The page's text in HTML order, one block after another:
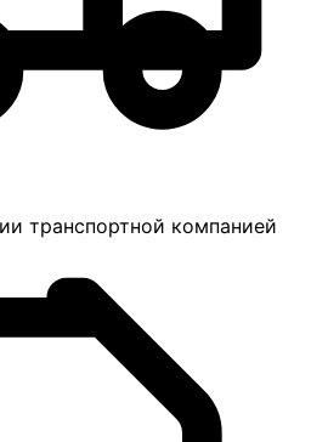
транспортной компанией